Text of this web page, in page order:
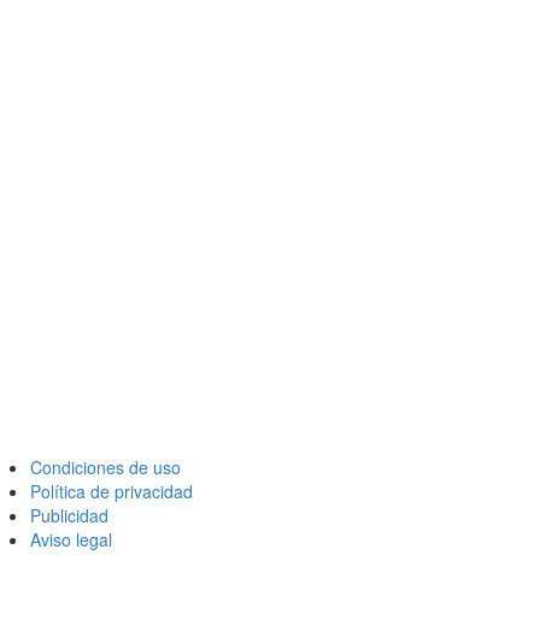
Condiciones de uso
Política de privacidad
Publicidad
Aviso legal